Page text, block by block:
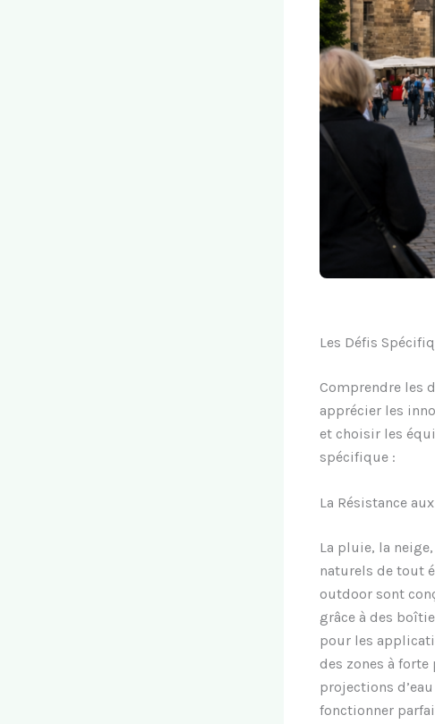
Les Défis
Comprendre les
apprécier les
et choisir les
spécifique :
La Résistance
La pluie, la
naturels de tout
outdoor sont
grâce à des
pour les
des zones à
projections
fonctionner